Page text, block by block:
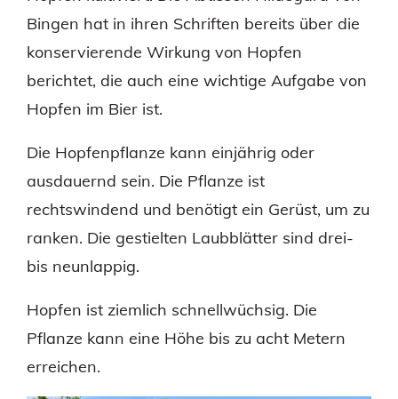
Bingen hat in ihren Schriften bereits über die
konservierende Wirkung von Hopfen
berichtet, die auch eine wichtige Aufgabe von
Hopfen im Bier ist.
Die Hopfenpflanze kann einjährig oder
ausdauernd sein. Die Pflanze ist
rechtswindend und benötigt ein Gerüst, um zu
ranken. Die gestielten Laubblätter sind drei-
bis neunlappig.
Hopfen ist ziemlich schnellwüchsig. Die
Pflanze kann eine Höhe bis zu acht Metern
erreichen.